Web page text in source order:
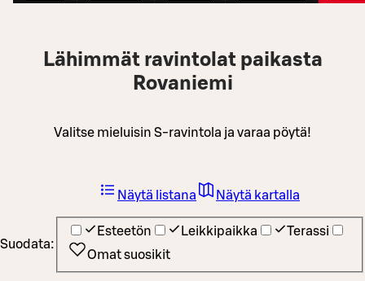
Lähimmät ravintolat paikasta
Rovaniemi
Valitse mieluisin S-ravintola ja varaa pöytä!
Suodata:
Esteetön Leikkipaikka
Terassi
Omat suosikit
Näytä listana Näytä kartalla